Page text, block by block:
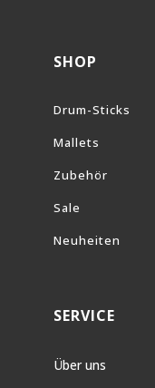
SHOP
Drum-Sticks
Mallets
Zubehör
Sale
Neuheiten
SERVICE
Über uns